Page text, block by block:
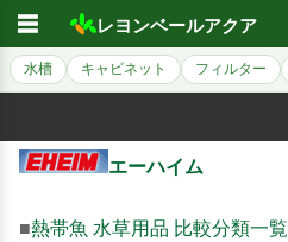
☰ レヨンベールアクア
水槽 キャビネット フィルター
エーハイム
■熱帯魚 水草用品 比較分類一覧